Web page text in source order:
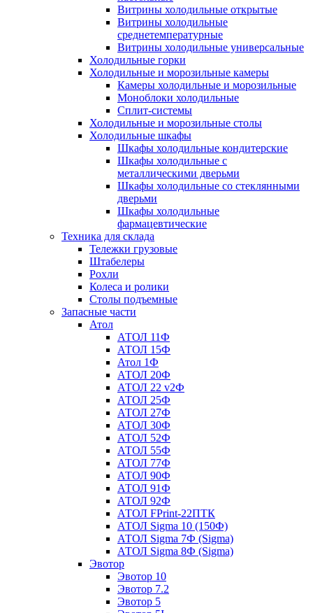
Витрины холодильные открытые
Витрины холодильные
среднетемпературные
Витрины холодильные универсальные
Холодильные горки
Холодильные и морозильные камеры
Камеры холодильные и морозильные
Моноблоки холодильные
Сплит-системы
Холодильные и морозильные столы
Холодильные шкафы
Шкафы холодильные кондитерские
Шкафы холодильные с
металлическими дверьми
Шкафы холодильные со стеклянными
дверьми
Шкафы холодильные
фармацевтические
Техника для склада
Тележки грузовые
Штабелеры
Рохли
Колеса и ролики
Столы подъемные
Запасные части
Атол
АТОЛ 11Ф
АТОЛ 15Ф
Атол 1Ф
АТОЛ 20Ф
АТОЛ 22 v2Ф
АТОЛ 25Ф
АТОЛ 27Ф
АТОЛ 30Ф
АТОЛ 52Ф
АТОЛ 55Ф
АТОЛ 77Ф
АТОЛ 90Ф
АТОЛ 91Ф
АТОЛ 92Ф
АТОЛ FPrint-22ПТК
АТОЛ Sigma 10 (150Ф)
АТОЛ Sigma 7Ф (Sigma)
АТОЛ Sigma 8Ф (Sigma)
Эвотор
Эвотор 10
Эвотор 7.2
Эвотор 5